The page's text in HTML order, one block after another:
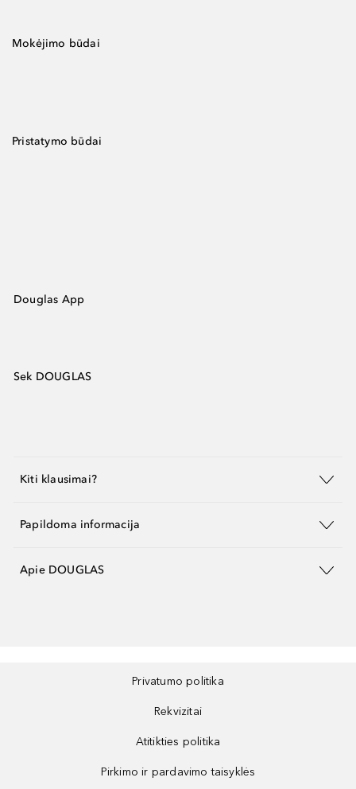
Mokėjimo būdai
Pristatymo būdai
Douglas App
Sek DOUGLAS
Kiti klausimai?
Papildoma informacija
Apie DOUGLAS
Privatumo politika
Rekvizitai
Atitikties politika
Pirkimo ir pardavimo taisyklės